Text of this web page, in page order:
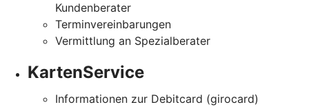
Kundenberater
Terminvereinbarungen
Vermittlung an Spezialberater
KartenService
Informationen zur Debitcard (girocard)